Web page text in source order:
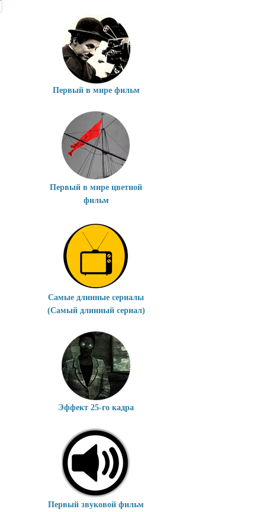
Первый в мире фильм
Первый в мире цветной
фильм
Самые длинные сериалы
(Самый длинный сериал)
Эффект 25-го кадра
Первый звуковой фильм